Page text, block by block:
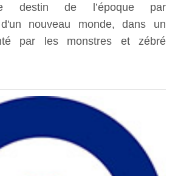
le destin de l’époque par
d'un nouveau monde, dans un
par les monstres et zébré